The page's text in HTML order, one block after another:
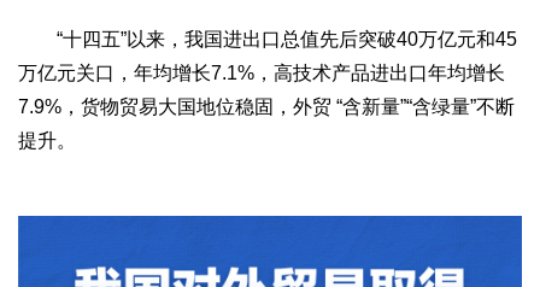
“十四五”以来，我国进出口总值先后突破40万亿元和45
万亿元关口，年均增长7.1%，高技术产品进出口年均增长
7.9%，货物贸易大国地位稳固，外贸 “含新量”“含绿量”不断
提升。